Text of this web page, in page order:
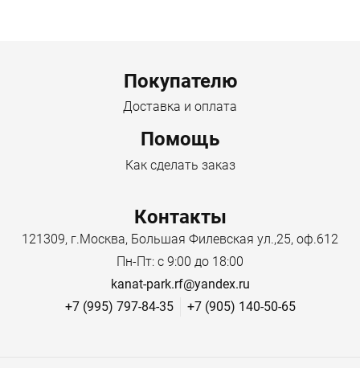
Menu footerПокупателю
Доставка и оплата
Помощь
Как сделать заказ
Контакты
121309, г.Москва, Большая Филевская ул.,25, оф.612
Пн-Пт: с 9:00 до 18:00
kanat-park.rf@yandex.ru
+7 (995) 797-84-35
+7 (905) 140-50-65